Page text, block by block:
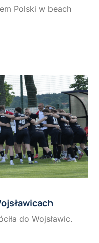
Polski w beach
do Wojsławic.